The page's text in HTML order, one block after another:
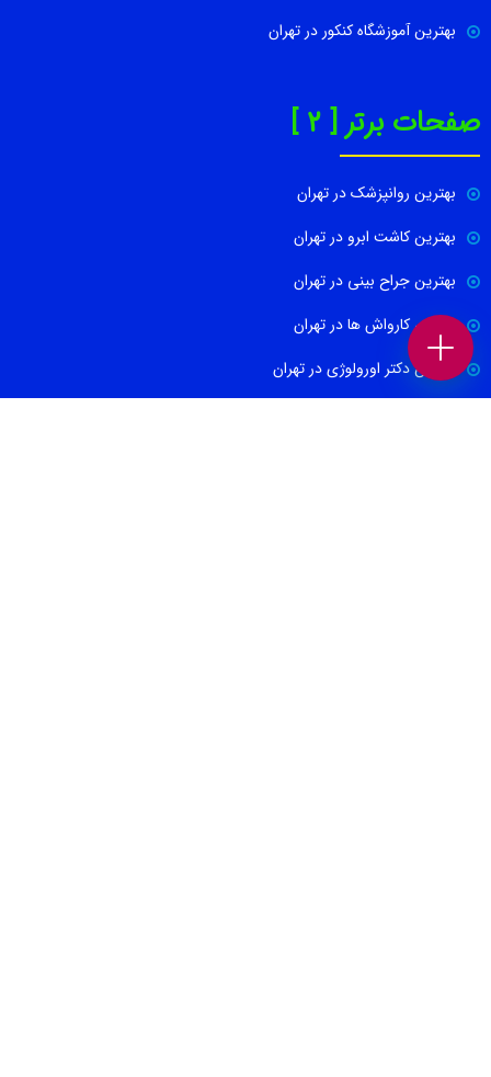
بهترین آموزشگاه کنکور در تهران
صفحات برتر [ 2 ]
بهترین روانپزشک در تهران
بهترین کاشت ابرو در تهران
بهترین جراح بینی در تهران
بهترین کارواش ها در تهران
بهترین دکتر اورولوژی در تهران